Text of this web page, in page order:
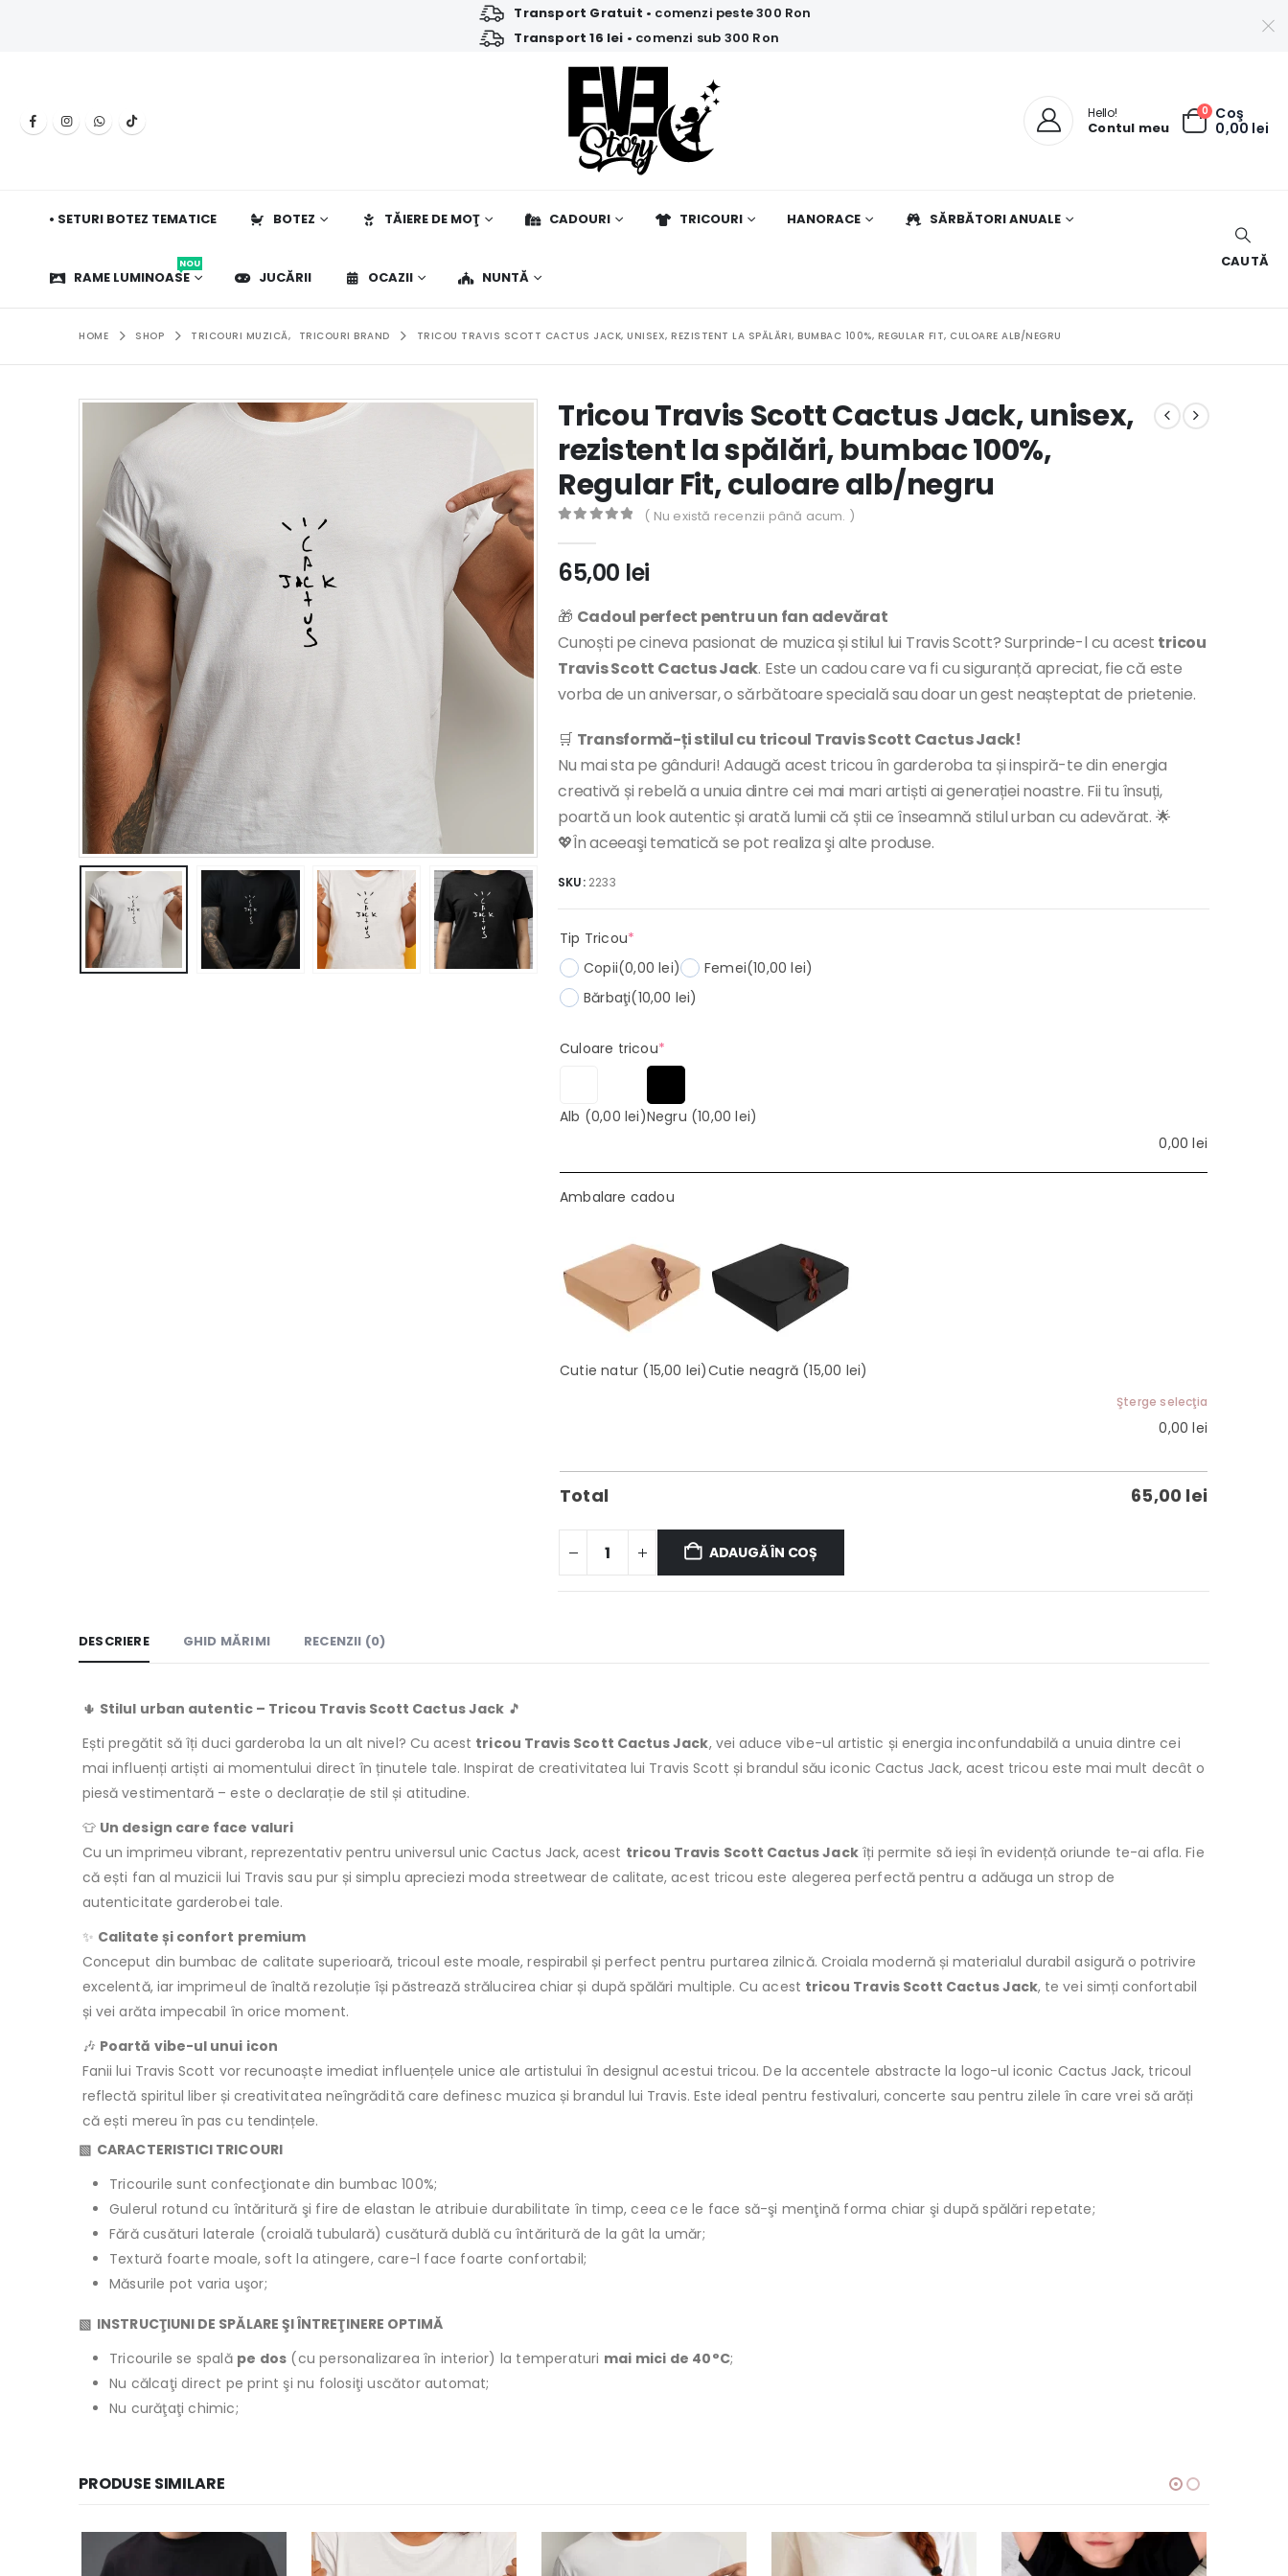
Transport Gratuit • comenzi peste 300 Ron
Transport 16 lei • comenzi sub 300 Ron
Hello!
Contul meu
0 Coş
0,00 lei
• SETURI BOTEZ TEMATICE BOTEZ TĂIERE DE MOŢ CADOURI TRICOURI HANORACE SĂRBĂTORI ANUALE
RAME LUMINOASE
NOU
JUCĂRII OCAZII NUNTĂ
CAUTĂ
HOME SHOP TRICOURI MUZICĂ, TRICOURI BRAND TRICOU TRAVIS SCOTT CACTUS JACK, UNISEX, REZISTENT LA SPĂLĂRI, BUMBAC 100%, REGULAR FIT, CULOARE ALB/NEGRU
Tricou Travis Scott Cactus Jack, unisex,
rezistent la spălări, bumbac 100%,
Regular Fit, culoare alb/negru
( Nu există recenzii până acum. )
65,00 lei
🎁 Cadoul perfect pentru un fan adevărat
Cunoști pe cineva pasionat de muzica și stilul lui Travis Scott? Surprinde-l cu acest tricou
Travis Scott Cactus Jack. Este un cadou care va fi cu siguranță apreciat, fie că este
vorba de un aniversar, o sărbătoare specială sau doar un gest neașteptat de prietenie.
🛒 Transformă-ți stilul cu tricoul Travis Scott Cactus Jack!
Nu mai sta pe gânduri! Adaugă acest tricou în garderoba ta și inspiră-te din energia
creativă și rebelă a unuia dintre cei mai mari artiști ai generației noastre. Fii tu însuți,
poartă un look autentic și arată lumii că știi ce înseamnă stilul urban cu adevărat. 🌟
💖În aceeaşi tematică se pot realiza şi alte produse.
SKU: 2233
Tip Tricou*
Copii(0,00 lei) Femei(10,00 lei)
Bărbaţi(10,00 lei)
Culoare tricou*(required)
Alb (0,00 lei)Negru (10,00 lei)
0,00lei
Ambalare cadou
Cutie natur (15,00 lei)Cutie neagră (15,00 lei)
Şterge selecţia
0,00lei
Total 65,00 lei
ADAUGĂ ÎN COȘ
DESCRIERE GHID MĂRIMI RECENZII (0)
🌵 Stilul urban autentic – Tricou Travis Scott Cactus Jack 🎵
Ești pregătit să îți duci garderoba la un alt nivel? Cu acest tricou Travis Scott Cactus Jack, vei aduce vibe-ul artistic și energia inconfundabilă a unuia dintre cei
mai influenți artiști ai momentului direct în ținutele tale. Inspirat de creativitatea lui Travis Scott și brandul său iconic Cactus Jack, acest tricou este mai mult decât o
piesă vestimentară – este o declarație de stil și atitudine.
👕 Un design care face valuri
Cu un imprimeu vibrant, reprezentativ pentru universul unic Cactus Jack, acest tricou Travis Scott Cactus Jackîți permite să ieși în evidență oriunde te-ai afla. Fie
că ești fan al muzicii lui Travis sau pur și simplu apreciezi moda streetwear de calitate, acest tricou este alegerea perfectă pentru a adăuga un strop de
autenticitate garderobei tale.
✨ Calitate și confort premium
Conceput din bumbac de calitate superioară, tricoul este moale, respirabil și perfect pentru purtarea zilnică. Croiala modernă și materialul durabil asigură o potrivire
excelentă, iar imprimeul de înaltă rezoluție își păstrează strălucirea chiar și după spălări multiple. Cu acest tricou Travis Scott Cactus Jack, te vei simți confortabil
și vei arăta impecabil în orice moment.
🎶 Poartă vibe-ul unui icon
Fanii lui Travis Scott vor recunoaște imediat influențele unice ale artistului în designul acestui tricou. De la accentele abstracte la logo-ul iconic Cactus Jack, tricoul
reflectă spiritul liber și creativitatea neîngrădită care definesc muzica și brandul lui Travis. Este ideal pentru festivaluri, concerte sau pentru zilele în care vrei să arăți
că ești mereu în pas cu tendințele.
▧ CARACTERISTICI TRICOURI
Tricourile sunt confecţionate din bumbac 100%;
Gulerul rotund cu întăritură şi fire de elastan le atribuie durabilitate în timp, ceea ce le face să-şi menţină forma chiar şi după spălări repetate;
Fără cusături laterale (croială tubulară) cusătură dublă cu întăritură de la gât la umăr;
Textură foarte moale, soft la atingere, care-l face foarte confortabil;
Măsurile pot varia uşor;
▧ INSTRUCŢIUNI DE SPĂLARE ŞI ÎNTREŢINERE OPTIMĂ
Tricourile se spală pe dos (cu personalizarea în interior) la temperaturi mai mici de 40°C;
Nu călcaţi direct pe print şi nu folosiţi uscător automat;
Nu curăţaţi chimic;
PRODUSE SIMILARE